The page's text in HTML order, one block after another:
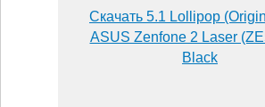
Скачать 5.1 Lollipop
ASUS Zenfone 2 Laser
Black